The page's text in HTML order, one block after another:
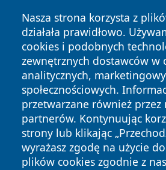
Nasza strona korzysta z
działała prawidłowo.
cookies i podobnych
zewnętrznych dostawców w
analitycznych,
społecznościowych.
przetwarzane również przez
partnerów. Kontynuując
strony lub klikając
wyrażasz zgodę na użycie
plików cookies zgodnie z
Copyright © 2026 tarnowskie24.pl
zastrzeżone.
News Autorzy
Polityka
Prywatności